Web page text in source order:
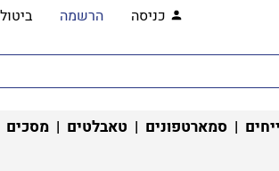
כניסה הרשמה
| סמארטפונים | טאבלטים | מסכים